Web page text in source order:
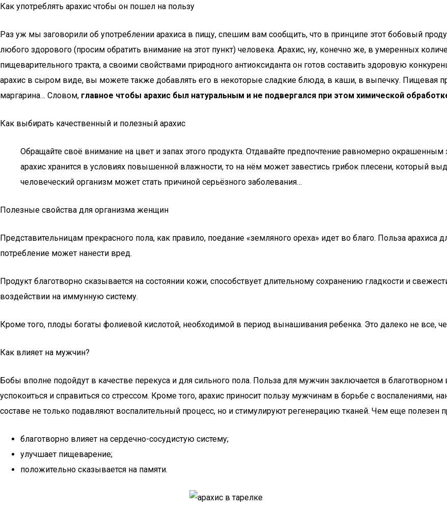
Как употреблять арахис чтобы он пошел на пользу
Раз уж мы заговорили об употреблении арахиса в пищу, спешим вам сообщить, что в принципе этот бобовый
любого здорового (просим обратить внимание на этот пункт) человека. Арахис, ну, конечно же, в умеренных
пищеварительного тракта, а своими свойствами природного антиоксиданта он готов составить здоровую
арахис в сыром виде, вы можете также добавлять его в некоторые сладкие блюда, в каши, в выпечку. Пищевая
маргарина… Словом, главное чтобы арахис был натуральным и не подвергался при этом химической
Как выбирать качественный и полезный арахис
Обращайте своё внимание на цвет и запах этого продукта. Отдавайте предпочтение равномерно
арахис хранится в условиях повышенной влажности, то на нём может завестись грибок плесени, который
человеческий организм может стать причиной серьёзного заболевания…
Полезные свойства для организма женщин
Представительницам прекрасного пола, как правило, поедание «земляного ореха» идет во благо. Польза
потребление может нанести вред.
Продукт благотворно сказывается на состоянии кожи, способствует длительному сохранению гладкости и
воздействии на иммунную систему.
Кроме того, плоды богаты фолиевой кислотой, необходимой в период вынашивания ребенка. Это далеко не все,
Как влияет на мужчин?
Бобы вполне подойдут в качестве перекуса и для сильного пола. Польза для мужчин заключается в
успокоиться и справиться со стрессом. Кроме того, арахис приносит пользу мужчинам в борьбе с
составе не только подавляют воспалительный процесс, но и стимулируют регенерацию тканей. Чем еще полезен
благотворно влияет на сердечно-сосудистую систему;
улучшает пищеварение;
положительно сказывается на памяти.